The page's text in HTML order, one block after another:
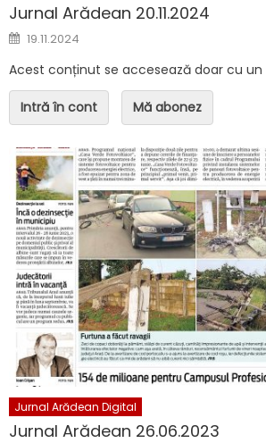
Jurnal Arădean 20.11.2024
Posted on
19.11.2024
Acest conținut se accesează doar cu
Intră în cont Mă abonez
Jurnal Arădean Digital
Jurnal Arădean 26.06.2023